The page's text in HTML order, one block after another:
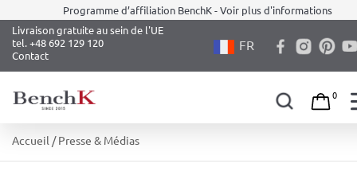
content
Programme d’affiliation BenchK - Voir plus d'informations
Livraison gratuite au sein de l'UE
tel. +48 692 129 120
Contact
FR
0
Accueil / Presse & Médias